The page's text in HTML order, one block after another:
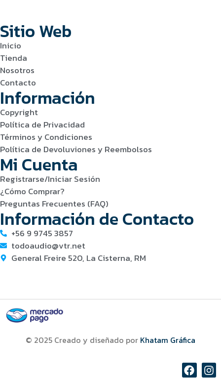
Sitio Web
Inicio
Tienda
Nosotros
Contacto
Información
Copyright
Política de Privacidad
Términos y Condiciones
Política de Devoluviones y Reembolsos
Mi Cuenta
Registrarse/Iniciar Sesión
¿Cómo Comprar?
Preguntas Frecuentes (FAQ)
Información de Contacto
+56 9 9745 3857
todoaudio@vtr.net
General Freire 520, La Cisterna, RM
© 2025 Creado y diseñado por Khatam Gráfica